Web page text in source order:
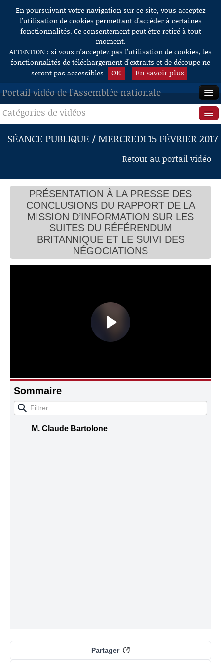
Aller au contenu
En poursuivant votre navigation sur ce site, vous acceptez
l’utilisation de cookies permettant d'accéder à certaines
fonctionnalités. Ce consentement peut être retiré à tout
moment.
ATTENTION : si vous n’acceptez pas l’utilisation de cookies, les
fonctionnalités de téléchargement d’extraits et de découpe ne
seront pas accessibles
OK En savoir plus
Portail vidéo de l'Assemblée nationale
ACCUEIL
EN DIRECT
RECHERCHE
AIDE À LA DÉCOUPE
DE VIDÉOS
Catégories de vidéos
Séance publique
Questions au Gouvernement
Commissions
Présidence
Évènements
Connaissance, Histoire
Autres
SÉANCE PUBLIQUE / MERCREDI 15 FÉVRIER 2017
Retour au portail vidéo
PRÉSENTATION À LA PRESSE DES
CONCLUSIONS DU RAPPORT DE LA
MISSION D’INFORMATION SUR LES
SUITES DU RÉFÉRENDUM
BRITANNIQUE ET LE SUIVI DES
NÉGOCIATIONS
Sommaire
M. Claude Bartolone
Partager